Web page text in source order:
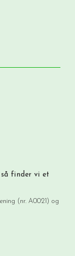
finder vi et
(nr. A0021) og